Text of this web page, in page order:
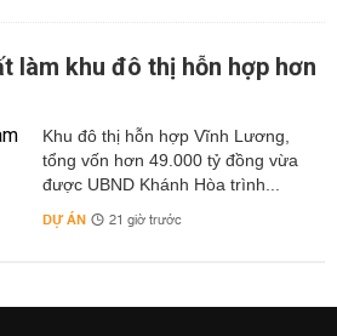
làm khu đô thị hỗn hợp hơn
Khu đô thị hỗn hợp Vĩnh Lương,
tổng vốn hơn 49.000 tỷ đồng vừa
được UBND Khánh Hòa trình...
DỰ ÁN 21 giờ trước